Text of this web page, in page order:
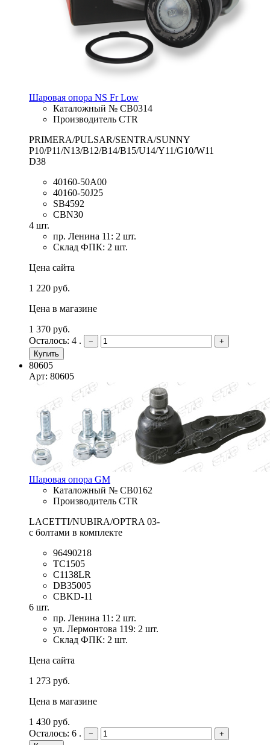
Шаровая опора NS Fr Low
Каталожный № CB0314
Производитель CTR
PRIMERA/PULSAR/SENTRA/SUNNY
P10/P11/N13/B12/B14/B15/U14/Y11/G10/W11
D38
40160-50A00
40160-50J25
SB4592
CBN30
4 шт.
пр. Ленина 11: 2 шт.
Склад ФПК: 2 шт.
Цена сайта
1 220 руб.
Цена в магазине
1 370 руб.
Осталось: 4 .
−
+
Купить
80605
Арт: 80605
Шаровая опора GM
Каталожный № CB0162
Производитель CTR
LACETTI/NUBIRA/OPTRA 03-
с болтами в комплекте
96490218
TC1505
C1138LR
DB35005
CBKD-11
6 шт.
пр. Ленина 11: 2 шт.
ул. Лермонтова 119: 2 шт.
Склад ФПК: 2 шт.
Цена сайта
1 273 руб.
Цена в магазине
1 430 руб.
Осталось: 6 .
−
+